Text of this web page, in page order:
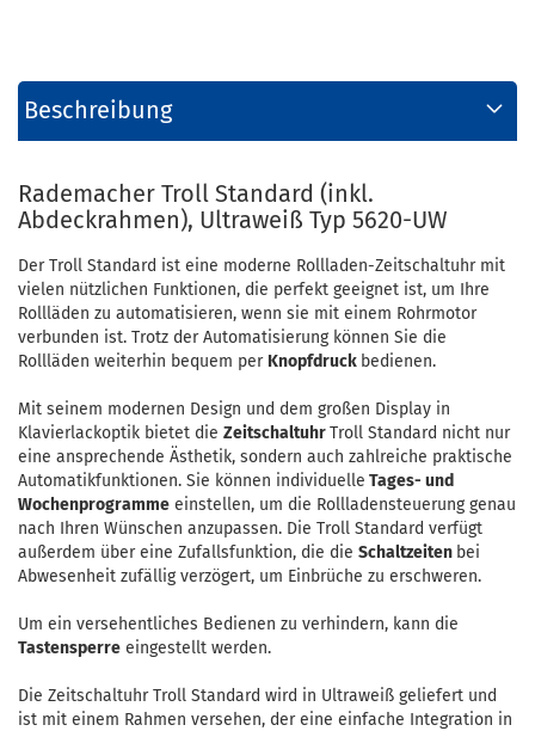
Beschreibung
Rademacher Troll Standard (inkl.
Abdeckrahmen), Ultraweiß Typ 5620-UW
Der Troll Standard ist eine moderne Rollladen-Zeitschaltuhr mit
vielen nützlichen Funktionen, die perfekt geeignet ist, um Ihre
Rollläden zu automatisieren, wenn sie mit einem Rohrmotor
verbunden ist. Trotz der Automatisierung können Sie die
Rollläden weiterhin bequem per Knopfdruck bedienen.
Mit seinem modernen Design und dem großen Display in
Klavierlackoptik bietet die ZeitschaltuhrTroll Standard nicht nur
eine ansprechende Ästhetik, sondern auch zahlreiche praktische
Automatikfunktionen. Sie können individuelle Tages- und
Wochenprogramme einstellen, um die Rollladensteuerung genau
nach Ihren Wünschen anzupassen. Die Troll Standard verfügt
außerdem über eine Zufallsfunktion, die die Schaltzeiten bei
Abwesenheit zufällig verzögert, um Einbrüche zu erschweren.
Um ein versehentliches Bedienen zu verhindern, kann die
Tastensperre eingestellt werden.
Die Zeitschaltuhr Troll Standard wird in Ultraweiß geliefert und
ist mit einem Rahmen versehen, der eine einfache Integration in